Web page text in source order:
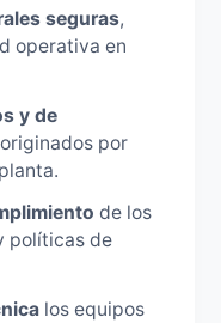
seguras,
operativa en
y de
por
de los
políticas de
los equipos